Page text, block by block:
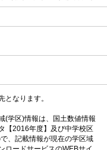
なります。
(学区)情報は、国土数値情報
【2016年度】及び中学校区
、記載情報が現在の学区域